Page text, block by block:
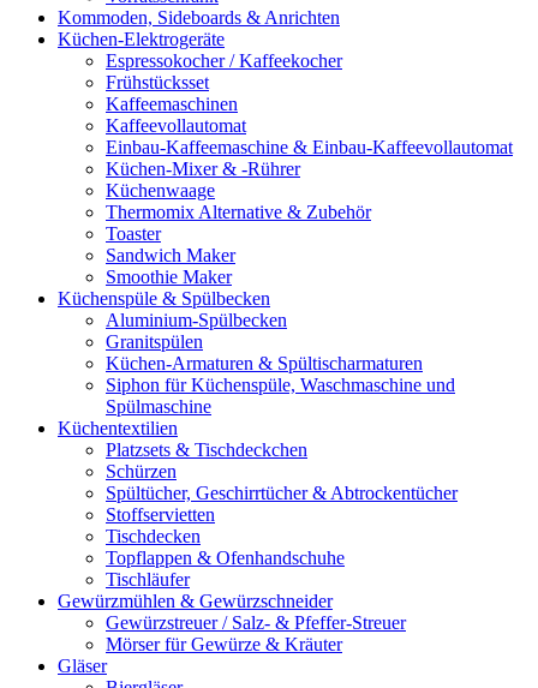
Kommoden, Sideboards & Anrichten
Küchen-Elektrogeräte
Espressokocher / Kaffeekocher
Frühstücksset
Kaffeemaschinen
Kaffeevollautomat
Einbau-Kaffeemaschine & Einbau-Kaffeevollautomat
Küchen-Mixer & -Rührer
Küchenwaage
Thermomix Alternative & Zubehör
Toaster
Sandwich Maker
Smoothie Maker
Küchenspüle & Spülbecken
Aluminium-Spülbecken
Granitspülen
Küchen-Armaturen & Spültischarmaturen
Siphon für Küchenspüle, Waschmaschine und
Spülmaschine
Küchentextilien
Platzsets & Tischdeckchen
Schürzen
Spültücher, Geschirrtücher & Abtrockentücher
Stoffservietten
Tischdecken
Topflappen & Ofenhandschuhe
Tischläufer
Gewürzmühlen & Gewürzschneider
Gewürzstreuer / Salz- & Pfeffer-Streuer
Mörser für Gewürze & Kräuter
Gläser